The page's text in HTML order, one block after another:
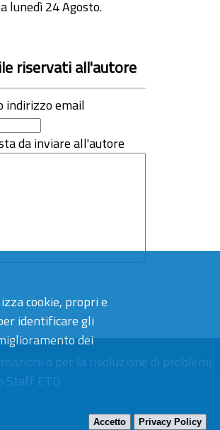
cookie, propri e
identificare gli
dei
Accetto Privacy Policy
lunedì 24 Agosto.
riservati all'autore
indirizzo email
da inviare all'autore
o per la risoluzione di problemi
Staff ETD